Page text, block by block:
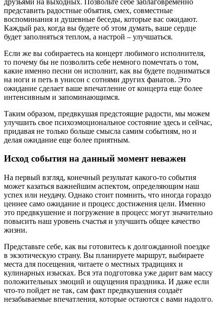
представить радостные объятия, смех, совместные
воспоминания и душевные беседы, которые вас ожидают.
Каждый раз, когда вы будете об этом думать, ваше сердце
будет заполняться теплом, а настрой – улучшаться.
Если же вы собираетесь на концерт любимого исполнителя,
то почему бы не позволить себе немного помечтать о том,
какие именно песни он исполнит, как вы будете подниматься
на ноги и петь в унисон с сотнями других фанатов. Это
ожидание сделает ваше впечатление от концерта еще более
интенсивным и запоминающимся.
Таким образом, предвкушая предстоящие радости, мы можем
улучшить свое психоэмоциональное состояние здесь и сейчас,
придавая не только больше смысла самим событиям, но и
делая ожидание еще более приятным.
Исход события на данный момент неважен
На первый взгляд, конечный результат какого-то события
может казаться важнейшим аспектом, определяющим наш
успех или неудачу. Однако стоит помнить, что иногда гораздо
ценнее само ожидание и процесс достижения цели. Именно
это предвкушение и погружение в процесс могут значительно
повысить наш уровень счастья и улучшить общее качество
жизни.
Представьте себе, как вы готовитесь к долгожданной поездке
в экзотическую страну. Вы планируете маршрут, выбираете
места для посещения, читаете о местных традициях и
кулинарных изысках. Вся эта подготовка уже дарит вам массу
положительных эмоций и ощущения праздника. И даже если
что-то пойдет не так, сам факт предвкушения создаёт
незабываемые впечатления, которые остаются с вами надолго.